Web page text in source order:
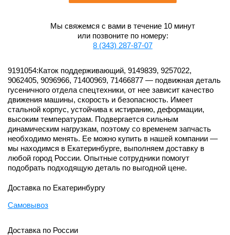
Мы свяжемся с вами в течение 10 минут
или позвоните по номеру:
8 (343) 287-87-07
9191054:Каток поддерживающий, 9149839, 9257022,
9062405, 9096966, 71400969, 71466877 — подвижная деталь
гусеничного отдела спецтехники, от нее зависит качество
движения машины, скорость и безопасность. Имеет
стальной корпус, устойчива к истиранию, деформации,
высоким температурам. Подвергается сильным
динамическим нагрузкам, поэтому со временем запчасть
необходимо менять. Ее можно купить в нашей компании —
мы находимся в Екатеринбурге, выполняем доставку в
любой город России. Опытные сотрудники помогут
подобрать подходящую деталь по выгодной цене.
Доставка по Екатеринбургу
Самовывоз
Доставка по России